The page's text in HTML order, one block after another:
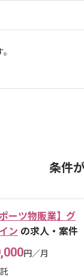
条件
ポーツ物販業】グ
ン の求人・案件
円／月